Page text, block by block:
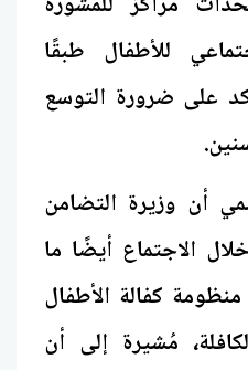
للأطفال طبقًا
أكد على ضرورة التوسع
أن وزيرة التضامن
الاجتماع أيضًا ما
كفالة الأطفال
مُشيرة إلى أن